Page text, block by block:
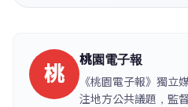
桃
桃園電子報
《桃園電子報》獨立
注地方公共議題，監